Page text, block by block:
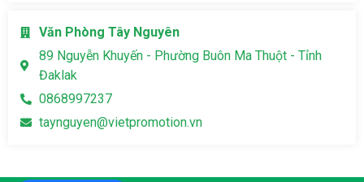
Văn Phòng Tây Nguyên
89 Nguyễn Khuyến - Phường Buôn Ma Thuột - Tỉnh
Đaklak
0868997237
taynguyen@vietpromotion.vn